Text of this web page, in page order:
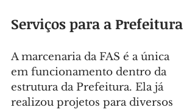
Serviços para a Prefeitura
A marcenaria da FAS é a única
em funcionamento dentro da
estrutura da Prefeitura. Ela já
realizou projetos para diversos